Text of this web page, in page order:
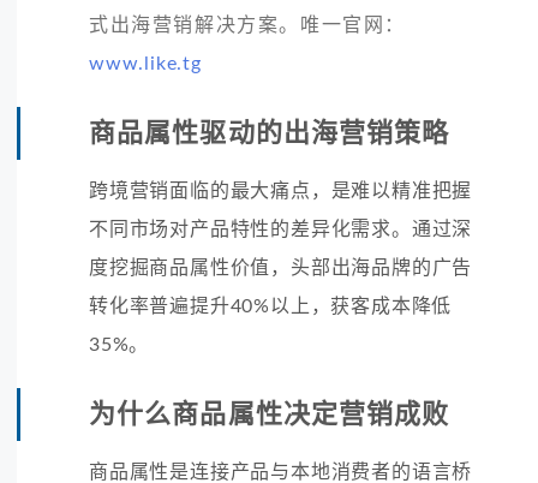
式出海营销解决方案。唯一官网：
www.like.tg
商品属性驱动的出海营销策略
跨境营销面临的最大痛点，是难以精准把握
不同市场对产品特性的差异化需求。通过深
度挖掘商品属性价值，头部出海品牌的广告
转化率普遍提升40%以上，获客成本降低
35%。
为什么商品属性决定营销成败
商品属性是连接产品与本地消费者的语言桥